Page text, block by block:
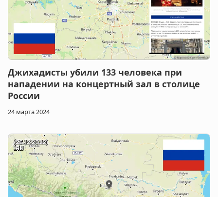
Джихадисты убили 133 человека при
нападении на концертный зал в столице
России
24 марта 2024